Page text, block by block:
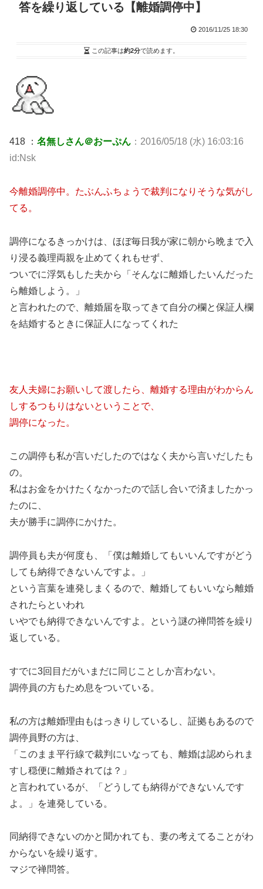
答を繰り返している【離婚調停中】
2016/11/25 18:30
この記事は約2分で読めます。
418 ： 名無しさん＠おーぷん ：2016/05/18 (水) 16:03:16
id:Nsk
今離婚調停中。たぶんふちょうで裁判になりそうな気がし
てる。
調停になるきっかけは、ほぼ毎日我が家に朝から晩まで入
り浸る義理両親を止めてくれもせず、
ついでに浮気もした夫から「そんなに離婚したいんだった
ら離婚しよう。」
と言われたので、離婚届を取ってきて自分の欄と保証人欄
を結婚するときに保証人になってくれた
友人夫婦にお願いして渡したら、離婚する理由がわからん
しするつもりはないということで、
調停になった。
この調停も私が言いだしたのではなく夫から言いだしたも
の。
私はお金をかけたくなかったので話し合いで済ましたかっ
たのに、
夫が勝手に調停にかけた。
調停員も夫が何度も、「僕は離婚してもいいんですがどう
しても納得できないんですよ。」
という言葉を連発しまくるので、離婚してもいいなら離婚
されたらといわれ
いやでも納得できないんですよ。という謎の禅問答を繰り
返している。
すでに3回目だがいまだに同じことしか言わない。
調停員の方もため息をついている。
私の方は離婚理由もはっきりしているし、証拠もあるので
調停員野の方は、
「このまま平行線で裁判にいなっても、離婚は認められま
すし穏便に離婚されては？」
と言われているが、「どうしても納得ができないんです
よ。」を連発している。
同納得できないのかと聞かれても、妻の考えてることがわ
からないを繰り返す。
マジで禅問答。